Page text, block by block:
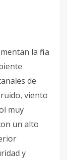
la fina
de
viento
muy
un alto
y